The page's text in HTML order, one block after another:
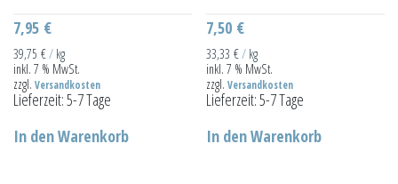
7,95 €
39,75 €/ kg
inkl. 7 % MwSt.
zzgl. Versandkosten
Lieferzeit:5-7 Tage
In den Warenkorb
7,50 €
33,33€/ kg
inkl. 7 % MwSt.
zzgl.Versandkosten
Lieferzeit:5-7 Tage
In den Warenkorb